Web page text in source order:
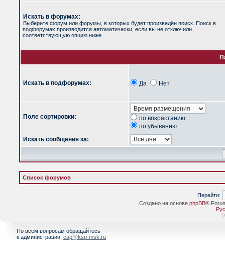
Искать в форумах:
Выберите форум или форумы, в которых будет произведён поиск. Поиск в
подфорумах производится автоматически, если вы не отключили
соответствующую опцию ниже.
Искать в подфорумах: Да Нет
Поле сортировки:
по возрастанию
по убыванию
Искать сообщения за:
Список форумов
Перейти:
Создано на основе phpBB®
[
По всем вопросам обращайтесь
к администрации: cap@ksp-msk.ru